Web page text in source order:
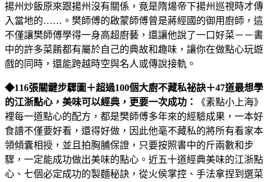
揚州炒飯原來跟揚州沒有關係，竟是隋煬帝下揚州巡視時才傳
入當地的……。樊師傅的啟蒙師傅曾是蔣經國的御用廚師，這
不僅讓樊師傅學得一身高超廚藝，還讓他說了一口好菜－－書
中的許多菜餚都有屬於自己的典故和趣味，讓你在做點心玩遊
戲的同時，還能跨越時空與名人或傳說接軌。
◆116張關鍵步驟圖＋超過100個大廚不藏私祕訣＋47道最想學
的江浙點心，美味可以經典，更要一次成功：
《素點小上海》
裡每一道點心的配方，都是樊師傅多年來的經驗成果，一本好
食譜不僅要好看，還得好做，因此他毫不藏私的將所有看家本
領傾囊相授，並且拍胸脯保證，只要按照書中的斤兩數和步
驟，一定能成功做出美味的點心。近五十道經典美味的江浙點
心、七個必定成功的製麵秘訣，從火侯掌控、手法拿捏到選菜